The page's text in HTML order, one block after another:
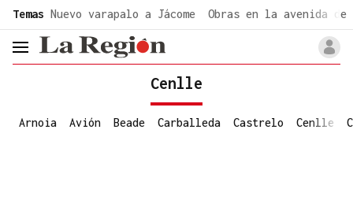
Temas Nuevo varapalo a Jácome Obras en la avenida de
header.menu.open
Cenlle
Arnoia Avión Beade Carballeda Castrelo Cenlle